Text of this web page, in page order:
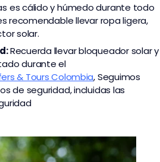
es cálido y húmedo durante todo
recomendable llevar ropa ligera,
solar.
Recuerda llevar bloqueador solar y
durante el
& Tours Colombia,Seguimos
de seguridad, incluidas las